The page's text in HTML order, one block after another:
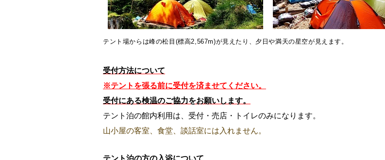
テント場からは峰の松目(標高2,567m)が見えたり、夕日や満天の星空が見えます。
受付方法について
※テントを張る前に受付を済ませてください。
受付にある検温のご協力をお願いします。
テント泊の館内利用は、受付・売店・トイレのみになります。
山小屋の客室、食堂、談話室には入れません。
テント泊の方の入浴について